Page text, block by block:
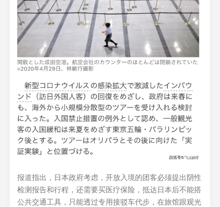
报道指出，日本政府考虑，开放入境的团客必须提出阴性
检测报告和行程，还需要买医疗保险，抵达日本后不能搭
公共交通工具，只能透过专用接驳车代步，在旅馆跟观光